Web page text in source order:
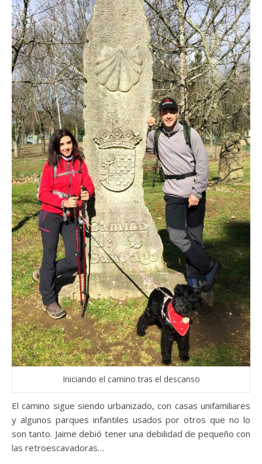
Iniciando el camino tras el descanso
El camino sigue siendo urbanizado, con casas unifamiliares
y algunos parques infantiles usados por otros que no lo
son tanto. Jaime debió tener una debilidad de pequeño con
las retroescavadoras…